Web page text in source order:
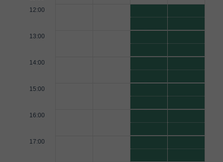
12:00
13:00
14:00
15:00
16:00
17:00